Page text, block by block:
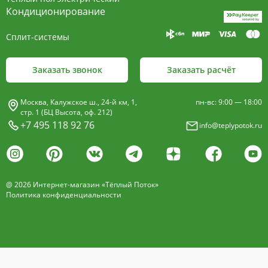
пластины, покрыт износостойким порошковым
покрытием чёрного цвета.
- изготавливается двух типов: рулонная и
анодированный алюминий четырёх цветов -
золото, бронза, чёрный, серебро (без доплат)
дерево – дуб натуральный
нержавеющая сталь
Кондиционирование
Сплит-системы
Заказать звонок Заказать расчёт
Москва, Калужское ш., 24-й км, 1,
стр. 1 (БЦ Высота, оф. 212)
+7 495 118 92 76
пн-вс: 9:00 — 18:00
info@teplypotok.ru
@ 2026 Интернет-магазин «Тёплый Поток»
Политика конфиденциальности